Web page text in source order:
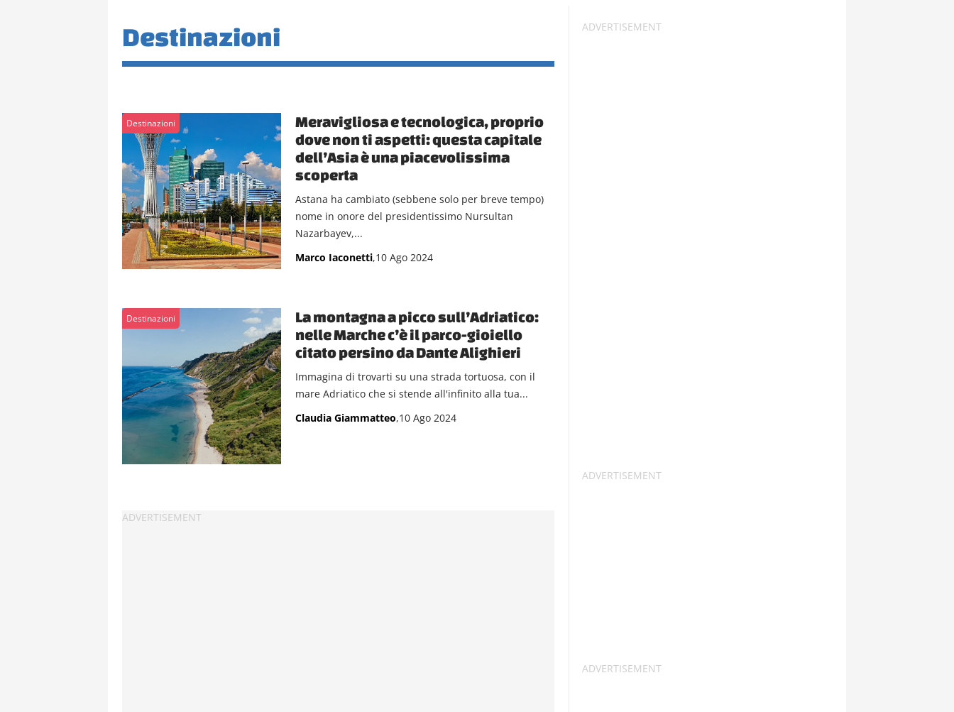
Destinazioni
Destinazioni
Meravigliosa e tecnologica, proprio
dove non ti aspetti: questa capitale
dell’Asia è una piacevolissima
scoperta
Astana ha cambiato (sebbene solo per breve tempo)
nome in onore del presidentissimo Nursultan
Nazarbayev,...
Marco Iaconetti,10 Ago 2024
Destinazioni
La montagna a picco sull’Adriatico:
nelle Marche c’è il parco-gioiello
citato persino da Dante Alighieri
Immagina di trovarti su una strada tortuosa, con il
mare Adriatico che si stende all'infinito alla tua...
Claudia Giammatteo,10 Ago 2024